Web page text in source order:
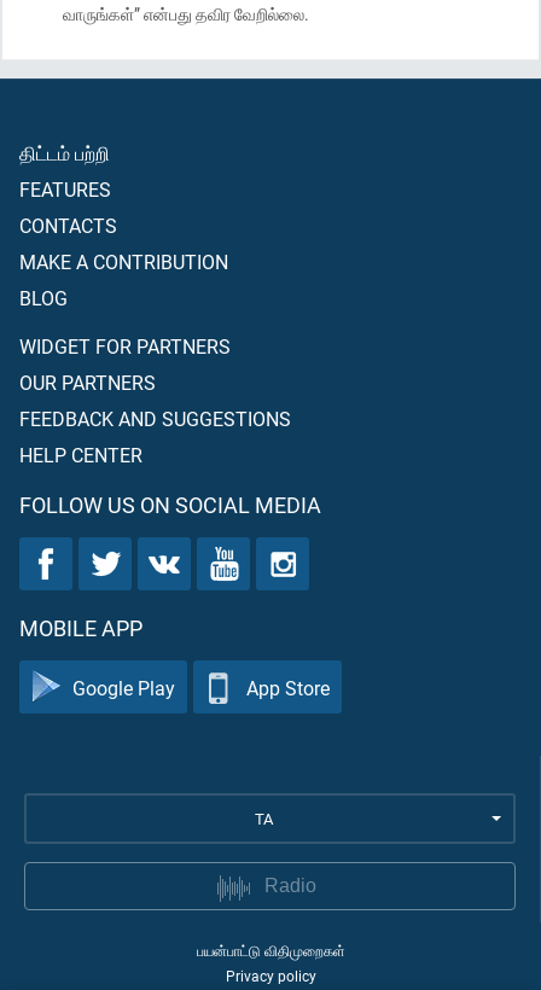
வாருங்கள்” என்பது தவிர வேறில்லை.
திட்டம் பற்றி
FEATURES
CONTACTS
MAKE A CONTRIBUTION
BLOG
WIDGET FOR PARTNERS
OUR PARTNERS
FEEDBACK AND SUGGESTIONS
HELP CENTER
FOLLOW US ON SOCIAL MEDIA
MOBILE APP
Google Play App Store
TA
Radio
பயன்பாட்டு விதிமுறைகள்
Privacy policy